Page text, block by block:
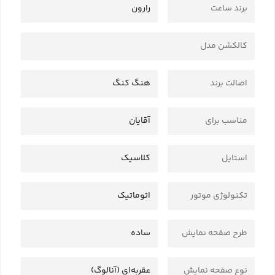
برند ساعت رارون
کالکشن مدل
اصالت برند هنگ کنگ
مناسب برای آقایان
استایل کلاسیک
تکنولوژی موتور اتوماتیک
طرح صفحه نمایش ساده
نوع صفحه نمایش عقربه‌ای (آنالوگ)